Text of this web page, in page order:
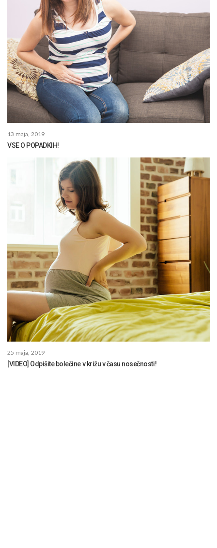
13 maja, 2019
VSE O POPADKIH!
25 maja, 2019
[VIDEO] Odpišite bolečine v križu v času nosečnosti!